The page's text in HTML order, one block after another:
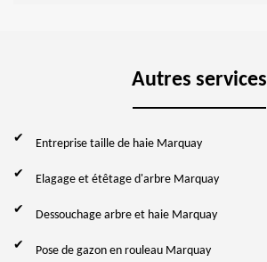
Autres services
Entreprise taille de haie Marquay
Elagage et étêtage d'arbre Marquay
Dessouchage arbre et haie Marquay
Pose de gazon en rouleau Marquay